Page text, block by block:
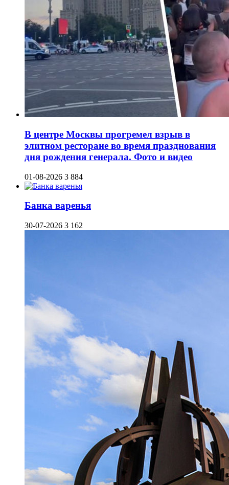
В центре Москвы прогремел взрыв в
элитном ресторане во время празднования
дня рождения генерала. Фото и видео
01-08-2026 3 884
Банка варенья
30-07-2026 3 162